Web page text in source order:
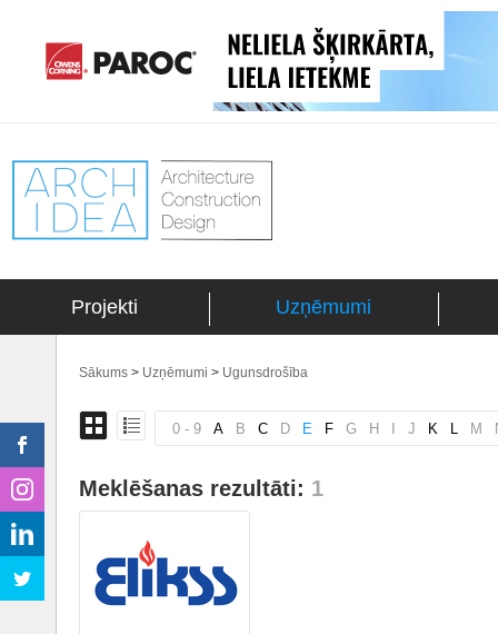
Projekti Uzņēmumi
Sākums > Uzņēmumi > Ugunsdrošība
0 - 9 A B C D E F G H J K L M
Meklēšanas rezultāti: 1